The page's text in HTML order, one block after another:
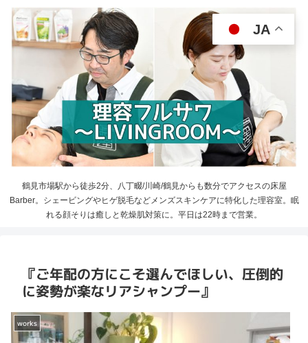
鶴見市場駅から徒歩2分、八丁畷/川崎/鶴見からも数分でアクセスの床屋
Barber。シェービングやヒゲ脱毛などメンズスキンケアに特化した理容室。眠
れる顔そりは癒しと乾燥肌対策に。平日は22時まで営業。
『ご年配の方にこそ選んでほしい、圧倒的
に姿勢が楽なリアシャンプー』
works
JA